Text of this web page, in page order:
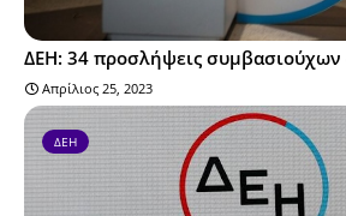
ΔΕΗ: 34 προσλήψεις
Απρίλιος 25, 2023
ΔΕΗ